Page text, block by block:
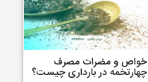
خواص و مضرات مصرف
چهارتخمه در بارداری چیست؟